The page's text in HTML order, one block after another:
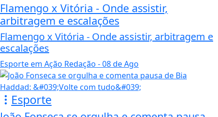
Flamengo x Vitória - Onde assistir,
arbitragem e escalações
Flamengo x Vitória - Onde assistir, arbitragem e
escalações
Esporte em Ação Redação - 08 de Ago
Esporte